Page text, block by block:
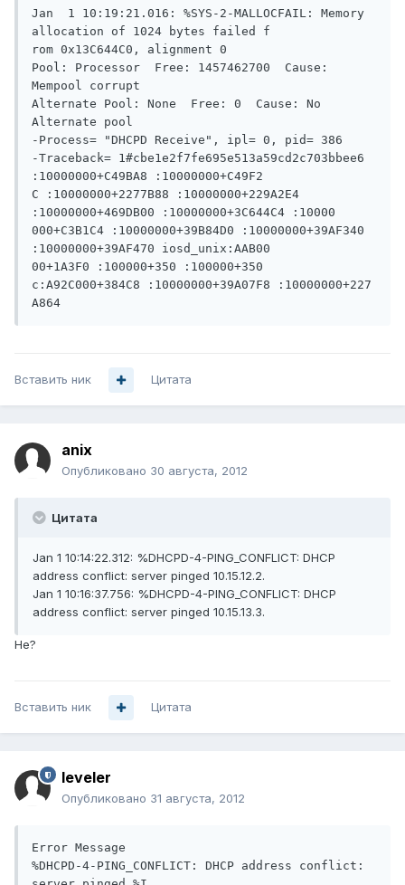
Jan  1 10:19:21.016: %SYS-2-MALLOCFAIL: Memory
allocation of 1024 bytes failed f
rom 0x13C644C0, alignment 0
Pool: Processor  Free: 1457462700  Cause:
Mempool corrupt
Alternate Pool: None  Free: 0  Cause: No
Alternate pool
-Process= "DHCPD Receive", ipl= 0, pid= 386
-Traceback= 1#cbe1e2f7fe695e513a59cd2c703bbee6
:10000000+C49BA8 :10000000+C49F2
C :10000000+2277B88 :10000000+229A2E4
:10000000+469DB00 :10000000+3C644C4 :10000
000+C3B1C4 :10000000+39B84D0 :10000000+39AF340
:10000000+39AF470 iosd_unix:AAB00
00+1A3F0 :100000+350 :100000+350
c:A92C000+384C8 :10000000+39A07F8 :10000000+227
A864
Вставить ник Цитата
anix
Опубликовано 30 августа, 2012
Цитата
Jan 1 10:14:22.312: %DHCPD-4-PING_CONFLICT: DHCP
address conflict: server pinged 10.15.12.2.
Jan 1 10:16:37.756: %DHCPD-4-PING_CONFLICT: DHCP
address conflict: server pinged 10.15.13.3.
Не?
Вставить ник Цитата
leveler
Опубликовано 31 августа, 2012
Error Message
%DHCPD-4-PING_CONFLICT: DHCP address conflict: